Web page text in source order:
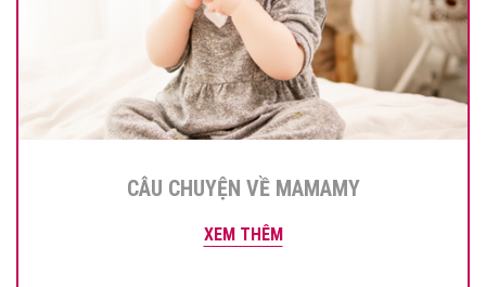
CÂU CHUYỆN VỀ MAMAMY
XEM THÊM